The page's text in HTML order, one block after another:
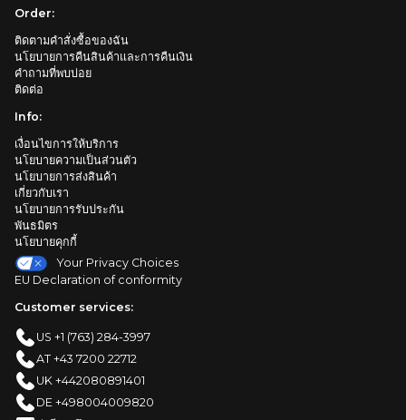
Order:
ติดตามคำสั่งซื้อของฉัน
นโยบายการคืนสินค้าและการคืนเงิน
คำถามที่พบบ่อย
ติดต่อ
Info:
เงื่อนไขการให้บริการ
นโยบายความเป็นส่วนตัว
นโยบายการส่งสินค้า
เกี่ยวกับเรา
นโยบายการรับประกัน
พันธมิตร
นโยบายคุกกี้
Your Privacy Choices
EU Declaration of conformity
Customer services:
US +1 (763) 284-3997
AT +43 7200 22712
UK +442080891401
DE +498004009820